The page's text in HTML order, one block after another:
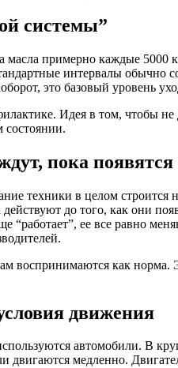
системы”
масла примерно каждые 5000
интервалы обычно
это базовый уровень
Идея в том, чтобы не
состоянии.
пока
техники в целом
до того, как они
“работает”, ее все равно
воспринимаются как норма.
движения
автомобили. В
двигаются медленно.